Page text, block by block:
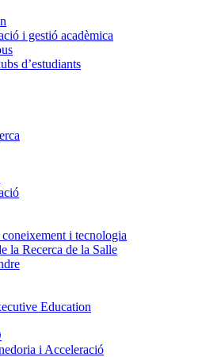
i gestió acadèmica
d’estudiants
i tecnologia
la Recerca de la Salle
Education
i Acceleració